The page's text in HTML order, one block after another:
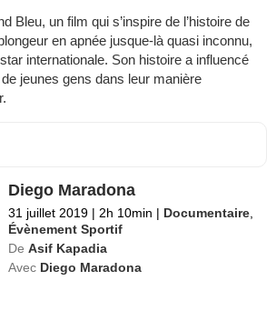
Bleu, un film qui s’inspire de l’histoire de
en apnée jusque-là quasi inconnu,
internationale. Son histoire a influencé
jeunes gens dans leur manière
Diego Maradona
31 juillet 2019 | 2h 10min | Documentaire
Évènement Sportif
De Asif Kapadia
Avec Diego Maradona